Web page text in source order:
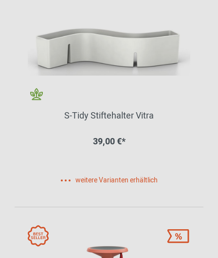
S-Tidy Stiftehalter Vitra
39,00 €*
weitere Varianten erhältlich